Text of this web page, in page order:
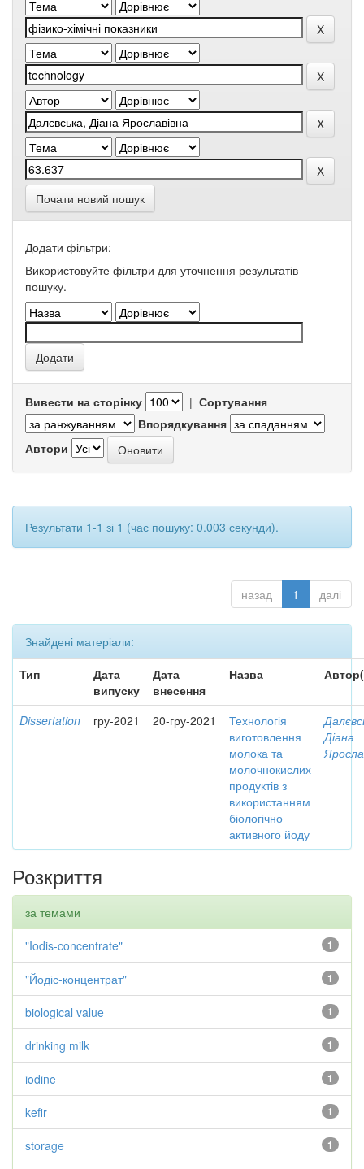
Почати новий пошук
Додати фільтри:
Використовуйте фільтри для уточнення результатів
пошуку.
Вивести на сторінку | Сортування
Впорядкування
Автори
Результати 1-1 зі 1 (час пошуку: 0.003 секунди).
назад 1 далі
Знайдені матеріали:
Тип
Дата
випуску
Дата
внесення
Назва
Dissertation гру-2021 20-гру-2021
Технологія
виготовлення
молока та
молочнокислих
продуктів з
використанням
біологічно
активного йоду
Діана
Розкриття
за темами
1
"Iodis-concentrate"
1
"Йодіс-концентрат"
1
biological value
1
drinking milk
1
iodine
1
kefir
1
storage